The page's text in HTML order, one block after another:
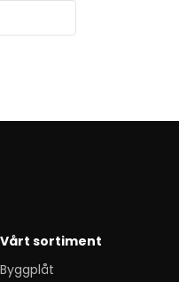
Vårt sortiment
Byggplåt